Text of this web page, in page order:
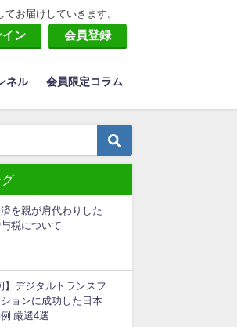
お届けしていきます。
イン 会員登録
ネル 会員限定コラム
を親が肩代わりした
税について
】デジタルトランスフ
ョンに成功した日本
厳選4選